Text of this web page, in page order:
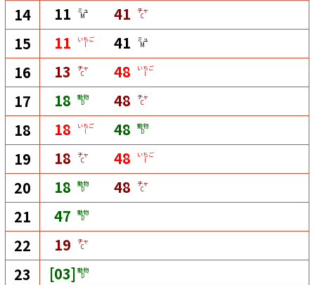
14 11 ミュ
M 41 チャ
C
15 11 いちご
I 41 ミュ
M
16 13 チャ
C 48 いちご
I
17 18 動物
D 48 チャ
C
18 18 いちご
I 48 動物
D
19 18 チャ
C 48 いちご
I
20 18 動物
D 48 チャ
C
21 47 動物
D
22 19 チャ
C
23 [03] 動物
D